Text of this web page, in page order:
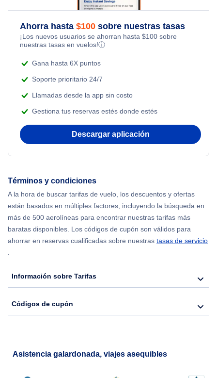
Flights Under $199
Flights from Nueva York to Singapur
Flights from Nueva York to Tel Aviv
Flights from Nueva York to Estanbul
Flights from Nueva York to Mumbai
Flights from Shanghai to Nueva York
Flights from Nueva York to Hong Kong
Flights from Nueva York to Seúl
Adventure Vacations
Ahorra hasta $100 sobre nuestras tasas
¡Los nuevos usuarios se ahorran hasta $100 sobre
nuestras tasas en vuelos!ⓘ
Gana hasta 6X puntos
Soporte prioritario 24/7
Llamadas desde la app sin costo
Gestiona tus reservas estés donde estés
Descargar aplicación
Términos y condiciones
A la hora de buscar tarifas de vuelo, los descuentos y ofertas
están basados en múltiples factores, incluyendo la búsqueda en
más de 500 aerolíneas para encontrar nuestras tarifas más
baratas disponibles. Los códigos de cupón son válidos para
ahorrar en reservas cualificadas sobre nuestras tasas de servicio
.
Información sobre Tarifas
Códigos de cupón
Asistencia galardonada, viajes asequibles